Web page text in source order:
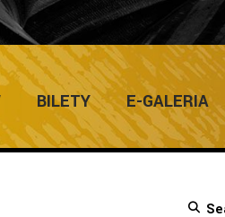
BILETY E-GALERIA
/WERNISAŻ 25 WOJEWÓDZKIEJ